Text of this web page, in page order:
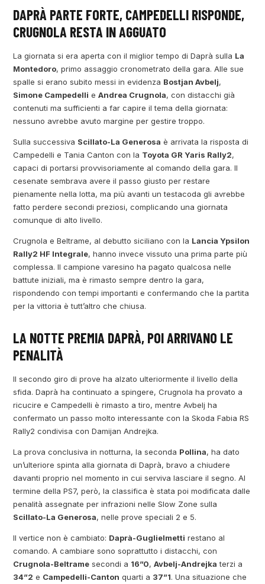
DAPRÀ PARTE FORTE, CAMPEDELLI RISPONDE,
CRUGNOLA RESTA IN AGGUATO
La giornata si era aperta con il miglior tempo di Daprà sulla La
Montedoro, primo assaggio cronometrato della gara. Alle sue
spalle si erano subito messi in evidenza Bostjan Avbelj,
Simone Campedelli eAndrea Crugnola, con distacchi già
contenuti ma sufficienti a far capire il tema della giornata:
nessuno avrebbe avuto margine per gestire troppo.
Sulla successiva Scillato-La Generosa è arrivata la risposta di
Campedelli e Tania Canton con la Toyota GR Yaris Rally2,
capaci di portarsi provvisoriamente al comando della gara. Il
cesenate sembrava avere il passo giusto per restare
pienamente nella lotta, ma più avanti un testacoda gli avrebbe
fatto perdere secondi preziosi, complicando una giornata
comunque di alto livello.
Crugnola e Beltrame, al debutto siciliano con la Lancia Ypsilon
Rally2 HF Integrale, hanno invece vissuto una prima parte più
complessa. Il campione varesino ha pagato qualcosa nelle
battute iniziali, ma è rimasto sempre dentro la gara,
rispondendo con tempi importanti e confermando che la partita
per la vittoria è tutt’altro che chiusa.
LA NOTTE PREMIA DAPRÀ, POI ARRIVANO LE
PENALITÀ
Il secondo giro di prove ha alzato ulteriormente il livello della
sfida. Daprà ha continuato a spingere, Crugnola ha provato a
ricucire e Campedelli è rimasto a tiro, mentre Avbelj ha
confermato un passo molto interessante con la Skoda Fabia RS
Rally2 condivisa con Damijan Andrejka.
La prova conclusiva in notturna, la seconda Pollina, ha dato
un’ulteriore spinta alla giornata di Daprà, bravo a chiudere
davanti proprio nel momento in cui serviva lasciare il segno. Al
termine della PS7, però, la classifica è stata poi modificata dalle
penalità assegnate per infrazioni nelle Slow Zone sulla
Scillato-La Generosa, nelle prove speciali 2 e 5.
Il vertice non è cambiato: Daprà-Guglielmetti restano al
comando. A cambiare sono soprattutto i distacchi, con
Crugnola-Beltrame secondi a 16”0,Avbelj-Andrejka terzi a
34”2 e Campedelli-Canton quarti a 37”1. Una situazione che